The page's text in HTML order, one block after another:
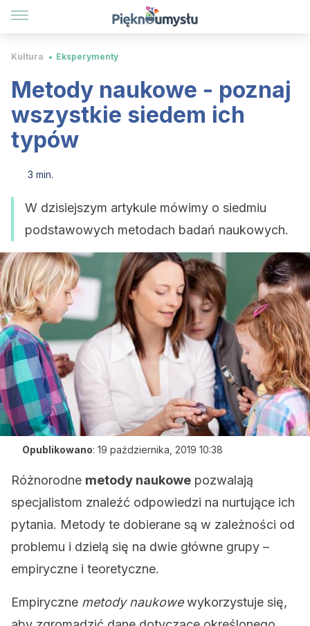
Kultura Eksperymenty
Metody naukowe - poznaj
wszystkie siedem ich
typów
3 min.
W dzisiejszym artykule mówimy o siedmiu
podstawowych metodach badań naukowych.
Opublikowano: 19 października, 2019 10:38
Różnorodne metody naukowe pozwalają
specjalistom znaleźć odpowiedzi na nurtujące ich
pytania. Metody te dobierane są w zależności od
problemu i dzielą się na dwie główne grupy –
empiryczne i teoretyczne.
Empiryczne metody naukowewykorzystuje się,